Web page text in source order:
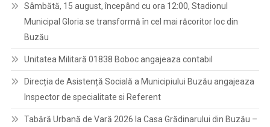
Sâmbătă, 15 august, începând cu ora 12:00, Stadionul
Municipal Gloria se transformă în cel mai răcoritor loc din
Buzău
Unitatea Militară 01838 Boboc angajeaza contabil
Direcția de Asistență Socială a Municipiului Buzău angajeaza
Inspector de specialitate si Referent
Tabără Urbană de Vară 2026 la Casa Grădinarului din Buzău –